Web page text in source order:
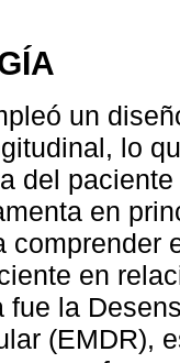
un
lo
del
en
comprender
en
fue la
(EMDR),